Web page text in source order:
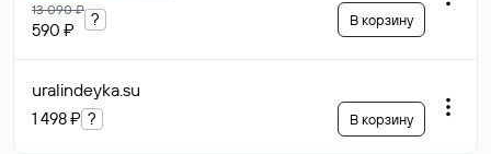
13 090 ₽
590 ₽
? В корзину
uralindeyka.su
1 498 ₽ ? В корзину